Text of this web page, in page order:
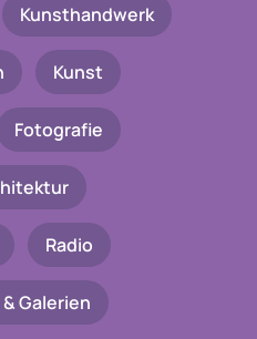
Kunsthandwerk
Kunst
Fotografie
Radio
Galerien